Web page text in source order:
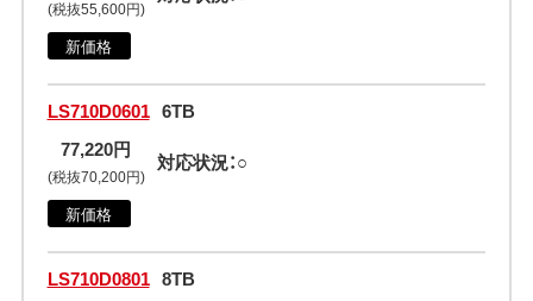
(税抜55,600円)
新価格
LS710D0601 6TB
77,220円
(税抜70,200円)
対応状況：○
新価格
LS710D0801 8TB